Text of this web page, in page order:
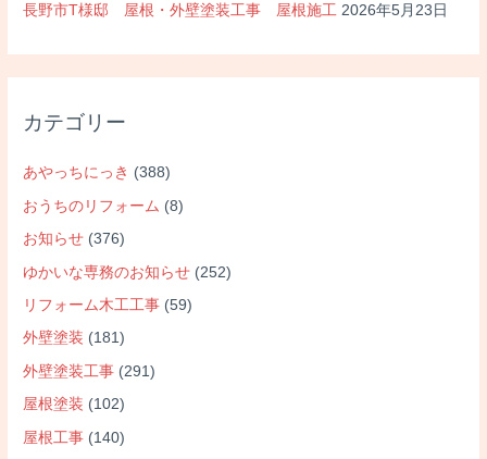
長野市T様邸 屋根・外壁塗装工事 屋根施工 2026年5月23日
カテゴリー
あやっちにっき (388)
おうちのリフォーム (8)
お知らせ (376)
ゆかいな専務のお知らせ (252)
リフォーム木工工事 (59)
外壁塗装 (181)
外壁塗装工事 (291)
屋根塗装 (102)
屋根工事 (140)